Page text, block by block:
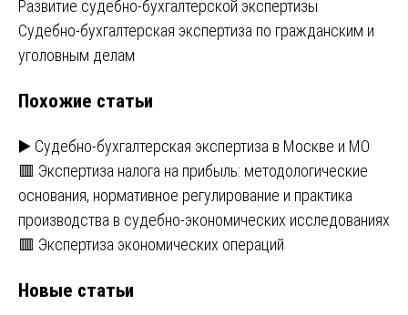
Навигация
по
Развитие судебно-бухгалтерской экспертизы
Судебно-бухгалтерская экспертиза по гражданским и
уголовным делам
Похожие статьи
▶️ Судебно-бухгалтерская экспертиза в Москве и МО
🟥 Экспертиза налога на прибыль: методологические
основания, нормативное регулирование и практика
производства в судебно-экономических исследованиях
🟥 Экспертиза экономических операций
Новые статьи